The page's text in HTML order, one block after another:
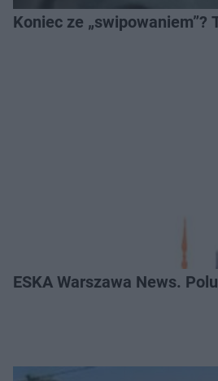
Koniec ze
ESKA Warszawa News.